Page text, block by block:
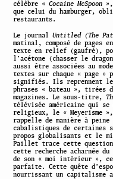
célèbre «Cocaine McSpoon »
que celui du hamburger,
restaurants.
Le journalUntitled (The
matinal, composé de pages
texte en relief (gaufré),
l’acétone (chasser le
aussi être associées au
textes sur chaque « page
signifiés. Ils reprennent le
phrases « bateau », tirées
magazines. Le sous-titre,
télévisée américaine qui se
religieux, le « Meyerisme
rappelle de manière à
cabalistiques de
propos globalisants et le
Paillet trace cette question
cette recherche acharnée
de son « moi intérieur »,
parfaite. Cette quête
nourrissant un capitalisme